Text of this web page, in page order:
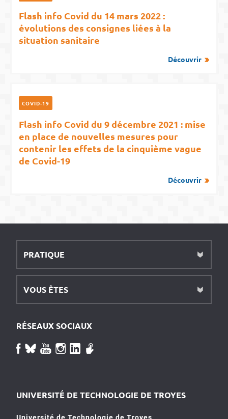
Flash info Covid du 14 mars 2022 :
évolutions des consignes liées à la
situation sanitaire
Découvrir
COVID-19
Flash info Covid du 9 décembre 2021 : mise
en place de nouvelles mesures pour
contenir les effets de la cinquième vague
de Covid-19
Découvrir
PRATIQUE
VOUS ÊTES
RÉSEAUX SOCIAUX
UNIVERSITÉ DE TECHNOLOGIE DE TROYES
Université de Technologie de Troyes